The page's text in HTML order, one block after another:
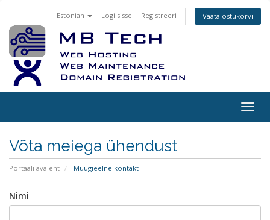
Estonian Logi sisse Registreeri Vaata ostukorvi
Võta meiega ühendust
Portaali avaleht Müügieelne kontakt
Nimi